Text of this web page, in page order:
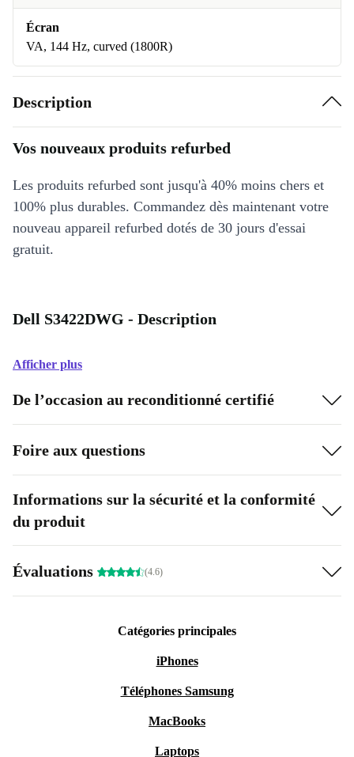
Écran
VA, 144 Hz, curved (1800R)
Description
Vos nouveaux produits refurbed
Les produits refurbed sont jusqu'à 40% moins chers et
100% plus durables. Commandez dès maintenant votre
nouveau appareil refurbed dotés de 30 jours d'essai
gratuit.
Dell S3422DWG - Description
Afficher plus
De l’occasion au reconditionné certifié
Foire aux questions
Informations sur la sécurité et la conformité
du produit
Évaluations (4.6)
Catégories principales
iPhones
Téléphones Samsung
MacBooks
Laptops